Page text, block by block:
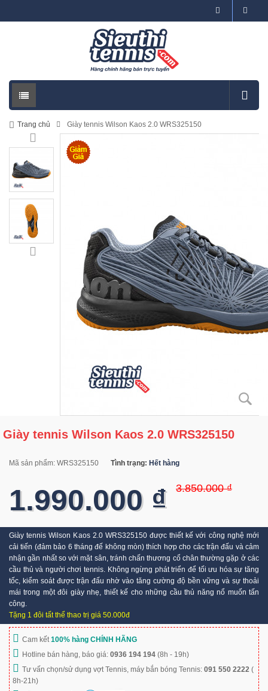
Trang chủ Giày tennis Wilson Kaos 2.0 WRS325150
Giày tennis Wilson Kaos 2.0 WRS325150
Mã sản phẩm: WRS325150 Tình trạng: Hết hàng
3.850.000 ₫
1.990.000 ₫
Giày tennis Wilson Kaos 2.0 WRS325150 được thiết kế với công nghệ mới
cải tiến (đảm bảo 6 tháng đế không mòn) thích hợp cho các trận đấu và cảm
nhận gần nhất so với mặt sân, tránh chấn thương cổ chân thường gặp ở các
cầu thủ và người chơi tennis. Không ngừng phát triển để tối ưu hóa sự tăng
tốc, kiểm soát được trận đấu nhờ vào tăng cường độ bền vững và sự thoải
mái trong một đôi giày nhẹ, thiết kế cho những cầu thủ năng nổ muốn tấn
công.
Tặng 1 đôi tất thể thao trị giá 50.000đ
Cam kết100% hàng CHÍNH HÃNG
Hotline bán hàng, báo giá: 0936 194 194 (8h - 19h)
Tư vấn chọn/sử dụng vợt Tennis, máy bắn bóng Tennis: 091 550 2222 (
8h-21h)